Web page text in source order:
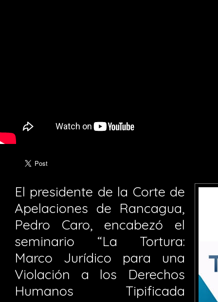
El presidente de la Corte de
Apelaciones de Rancagua,
Pedro Caro, encabezó el
seminario “La Tortura:
Marco Jurídico para una
Violación a los Derechos
Humanos Tipificada